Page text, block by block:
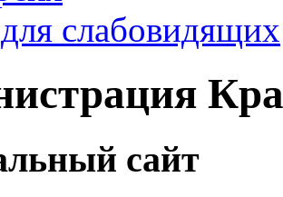
слабовидящих
сайт